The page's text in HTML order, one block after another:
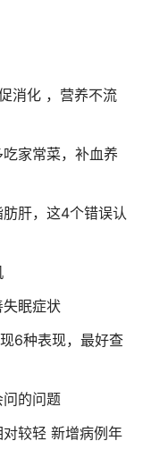
消化 ，营养不流
家常菜，补血养
肝，这4个错误认
眠症状
6种表现，最好查
的问题
较轻 新增病例年